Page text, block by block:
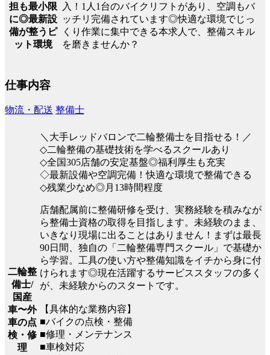
担も最小限
に◎最新設
備が整うピ
ット環境
入！1人1台のバイクリフトがあり、空調もバ
ッチリ完備されています◎快適な環境でじっ
くり作業に集中できる本求人で、整備スキル
を磨きませんか？
仕事内容
物流・配送 整備士
二輪整
備士/
国産
車〜外
車の点
検・修
理
＼大手レッドバロンで二輪整備士を目指せる！／
◇二輪整備の基礎技術を学べるスクールあり
◇全国305店舗の安定基盤◎福利厚生も充実
◇最新設備や空調完備！快適な環境で整備できる
◇残業少なめ◎月13時間程度
店舗配属前に整備研修を受け、実務経験を積みなが
ら整備士資格の取得を目指します。未経験のまま、
いきなり現場に出ることはありません！まずは最長
90日間、独自の「二輪整備専門スクール」で基礎か
ら学習。工具の使い方や整備知識をイチから身に付
けられます◎現在活躍するサービススタッフの多く
が、未経験からのスタートです。
【具体的な業務内容】
■バイクの点検・整備
■修理・メンテナンス
■車検対応